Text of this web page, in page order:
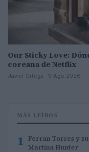
Our Sticky Love:
coreana de Netflix
Javier Ortega · 9 Ago 2026
MÁS LEÍDOS
1 Ferran Torres y
Martina Hunter